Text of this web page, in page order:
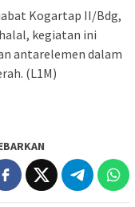
Kogartap II/Bdg,
kegiatan ini
antarelemen dalam
(L1M)